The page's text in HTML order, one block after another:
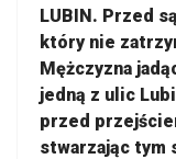
LUBIN. Przed
który nie
Mężczyzna
jedną z ulic
przed
stwarzając tym